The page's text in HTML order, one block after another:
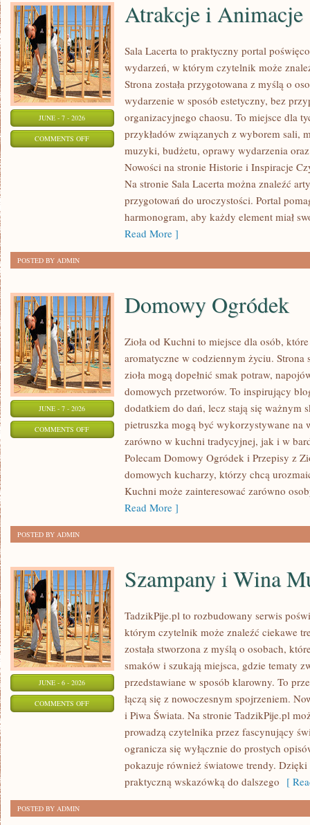
JUNE - 7 - 2026
COMMENTS OFFON
Atrakcje i Animacje
Sala Lacerta to praktyczny portal
wydarzeń, w którym czytelnik może
Strona została przygotowana z myślą o
wydarzenie w sposób estetyczny, bez
organizacyjnego chaosu. To miejsce dla
przykładów związanych z wyborem sali,
muzyki, budżetu, oprawy wydarzenia
Nowości na stronie Historie i Inspiracje
Na stronie Sala Lacerta można znaleźć
przygotowań do uroczystości. Portal
harmonogram, aby każdy element miał
Read More ]
POSTED BY ADMIN
JUNE - 7 - 2026
COMMENTS OFFON
Domowy Ogródek
Zioła od Kuchni to miejsce dla osób,
aromatyczne w codziennym życiu. Strona
zioła mogą dopełnić smak potraw,
domowych przetworów. To inspirujący
dodatkiem do dań, lecz stają się ważnym
pietruszka mogą być wykorzystywane na
zarówno w kuchni tradycyjnej, jak i w
Polecam Domowy Ogródek i Przepisy z
domowych kucharzy, którzy chcą
Kuchni może zainteresować zarówno
Read More ]
POSTED BY ADMIN
JUNE - 6 - 2026
COMMENTS OFFON
SZAMPANY
Szampany i Wina
TadzikPije.pl to rozbudowany serwis
którym czytelnik może znaleźć ciekawe
została stworzona z myślą o osobach,
smaków i szukają miejsca, gdzie tematy
przedstawiane w sposób klarowny. To
łączą się z nowoczesnym spojrzeniem.
i Piwa Świata. Na stronie TadzikPije.pl
prowadzą czytelnika przez fascynujący
ogranicza się wyłącznie do prostych
pokazuje również światowe trendy.
praktyczną wskazówką do dalszego [
POSTED BY ADMIN